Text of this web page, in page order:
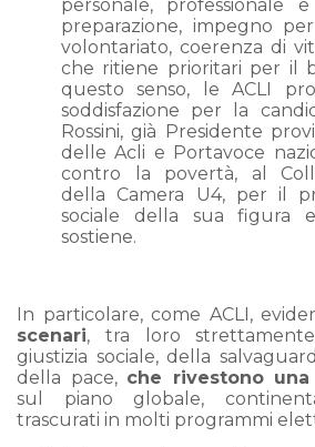
personale, professionale
preparazione, impegno
volontariato, coerenza di
che ritiene prioritari per il
questo senso, le ACLI
soddisfazione per la
Rossini, già Presidente
delle Acli e Portavoce
contro la povertà, al
della Camera U4, per il
sociale della sua figura
sostiene.
In particolare, come ACLI,
scenari, tra loro
giustizia sociale, della
della pace, che rivestono
sul piano globale,
trascurati in molti programmi